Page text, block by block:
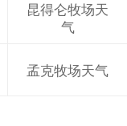
昆得仑牧场天
气
孟克牧场天气